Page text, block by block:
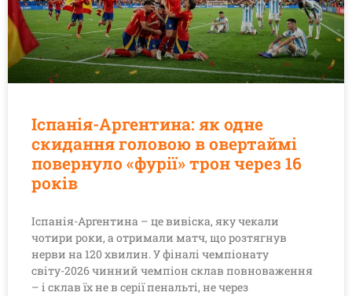
Іспанія-Аргентина: як одне
скидання головою в овертаймі
повернуло «фурії» трон через 16
років
Іспанія-Аргентина – це вивіска, яку чекали
чотири роки, а отримали матч, що розтягнув
нерви на 120 хвилин. У фіналі чемпіонату
світу-2026 чинний чемпіон склав повноваження
– і склав їх не в серії пенальті, не через